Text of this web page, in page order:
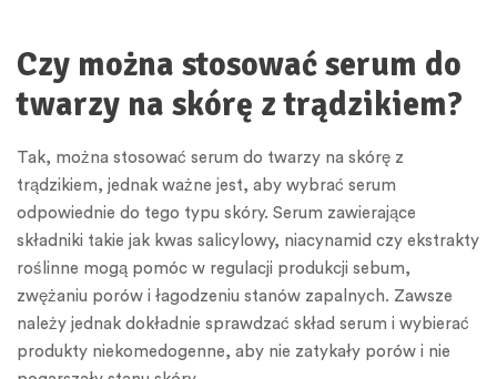
Czy można stosować serum do
twarzy na skórę z trądzikiem?
Tak, można stosować serum do twarzy na skórę z
trądzikiem, jednak ważne jest, aby wybrać serum
odpowiednie do tego typu skóry. Serum zawierające
składniki takie jak kwas salicylowy, niacynamid czy ekstrakty
roślinne mogą pomóc w regulacji produkcji sebum,
zwężaniu porów i łagodzeniu stanów zapalnych. Zawsze
należy jednak dokładnie sprawdzać skład serum i wybierać
produkty niekomedogenne, aby nie zatykały porów i nie